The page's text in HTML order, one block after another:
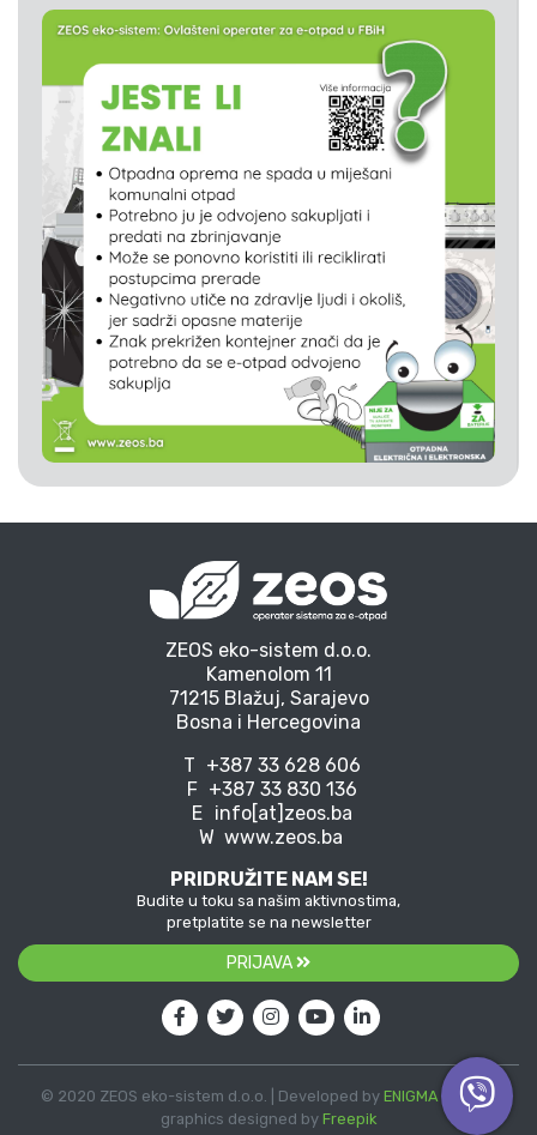
ZEOS eko-sistem d.o.o.
Kamenolom 11
71215 Blažuj, Sarajevo
Bosna i Hercegovina
T +387 33 628 606
F +387 33 830 136
E info[at]zeos.ba
W www.zeos.ba
PRIDRUŽITE NAM SE!
Budite u toku sa našim aktivnostima,
pretplatite se na newsletter
PRIJAVA
© 2020 ZEOS eko-sistem d.o.o. | Developed by ENIGMA| Vector
graphics designed by Freepik